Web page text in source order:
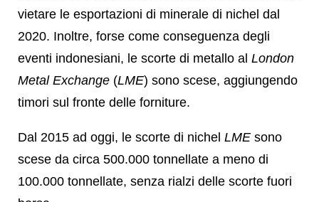
vietare le esportazioni di minerale di nichel dal
2020. Inoltre, forse come conseguenza degli
eventi indonesiani, le scorte di metallo al London
Metal Exchange (LME) sono scese, aggiungendo
timori sul fronte delle forniture.
Dal 2015 ad oggi, le scorte di nichel LME sono
scese da circa 500.000 tonnellate a meno di
100.000 tonnellate, senza rialzi delle scorte fuori